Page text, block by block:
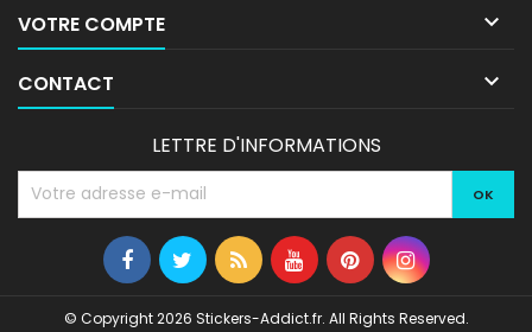
VOTRE COMPTE 
CONTACT 
LETTRE D'INFORMATIONS
© Copyright 2026 Stickers-Addict.fr. All Rights Reserved.